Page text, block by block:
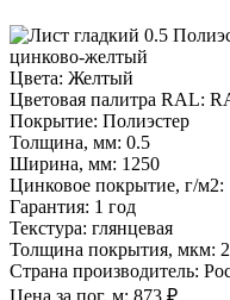
Цвета: Желтый
Цветовая палитра RAL:
Покрытие: Полиэстер
Толщина, мм: 0.5
Ширина, мм: 1250
Цинковое покрытие, г/м2:
Гарантия: 1 год
Текстура: глянцевая
Толщина покрытия, мкм:
Страна производитель:
Цена за пог. м: 873 ₽